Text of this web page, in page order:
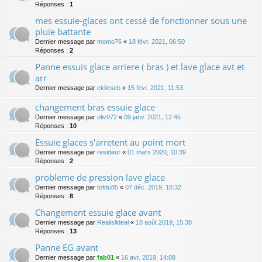
Réponses : 1
mes essuie-glaces ont cessé de fonctionner sous une
pluie battante
Dernier message par momo76 « 18 févr. 2021, 06:50
Réponses : 2
Panne essuis glace arriere ( bras ) et lave glace avt et
arr
Dernier message par ckileseb « 15 févr. 2021, 11:53
changement bras essuie glace
Dernier message par oliv972 « 09 janv. 2021, 12:45
Réponses : 10
Essuie glaces s'arretent au point mort
Dernier message par resideur « 01 mars 2020, 10:39
Réponses : 2
probleme de pression lave glace
Dernier message par tofdu85 « 07 déc. 2019, 16:32
Réponses : 8
Changement essuie glace avant
Dernier message par Realislideal « 18 août 2019, 15:38
Réponses : 13
Panne EG avant
Dernier message par fab01 « 16 avr. 2019, 14:08